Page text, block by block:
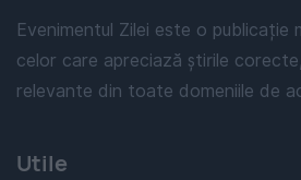
Evenimentul Zilei este o publicație
celor care apreciază știrile
relevante din toate domeniile de
Utile